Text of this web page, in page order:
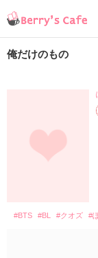
俺だけのもの
#BTS #BL #クオズ #